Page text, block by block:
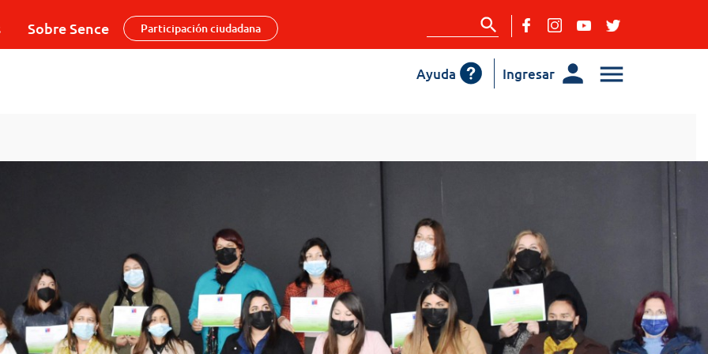
Sobre Sence Participación ciudadana
Ingresar
Ayuda